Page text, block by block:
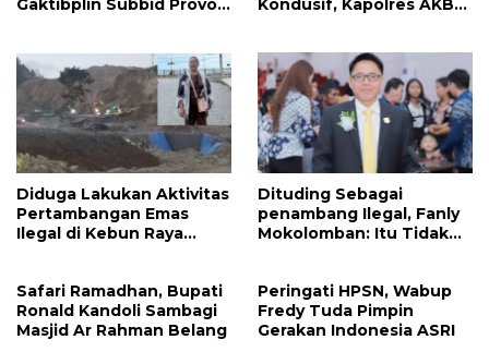
Gaktibplin Subbid Provos
Kondusif, Kapolres AKBP
Mitra
Diduga Lakukan Aktivitas
Pertambangan Emas
Ilegal di Kebun Raya
Sondakh
Dituding Sebagai
penambang Ilegal, Fanly
Mokolomban: Itu Tidak
Safari Ramadhan, Bupati
Ronald Kandoli Sambagi
Masjid Ar Rahman Belang
Peringati HPSN, Wabup
Fredy Tuda Pimpin
Gerakan Indonesia ASRI